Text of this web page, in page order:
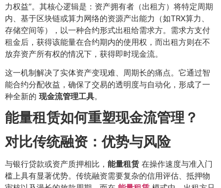
力权益”。其核心逻辑是：资产拥有者（出租方）将特定周期
内、基于区块链或算力网络的资源产出能力（如TRX算力、
存储空间等），以一种合约形式出租给需求方。需求方支付
租金后，获得该能量在合约期内的使用权，而出租方则在不
放弃资产所有权的情况下，获得即时现金流。
这一机制解决了实体资产变现难、周期长的痛点。它通过智
能合约分配收益，确保了交易的透明度与自动化，形成了一
种全新的 现金流管理工具。
能量租赁如何重塑现金流管理？
对比传统融资：优势与风险
与银行贷款或资产质押相比， 能量租赁 在操作速度与准入门
槛上具有显著优势。传统融资需要复杂的信用评估、抵押物